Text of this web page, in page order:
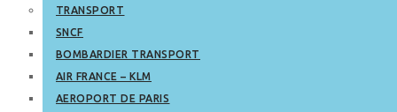
TRANSPORT
SNCF
BOMBARDIER TRANSPORT
AIR FRANCE – KLM
AEROPORT DE PARIS